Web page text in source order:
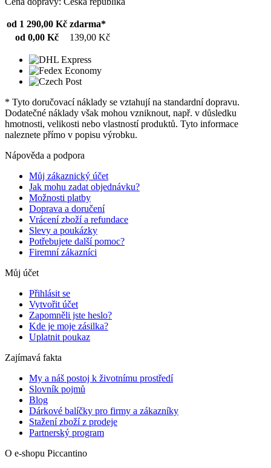
od 1 290,00 Kč zdarma*
od 0,00 Kč
139,00 Kč
* Tyto doručovací náklady se vztahují na standardní dopravu.
Dodatečné náklady však mohou vzniknout, např. v důsledku
hmotnosti, velikosti nebo vlastností produktů. Tyto informace
naleznete přímo v popisu výrobku.
Nápověda a podpora
Můj zákaznický účet
Jak mohu zadat objednávku?
Možnosti platby
Doprava a doručení
Vrácení zboží a refundace
Slevy a poukázky
Potřebujete další pomoc?
Firemní zákazníci
Můj účet
Přihlásit se
Vytvořit účet
Zapomněli jste heslo?
Kde je moje zásilka?
Uplatnit poukaz
Zajímavá fakta
My a náš postoj k životnímu prostředí
Slovník pojmů
Blog
Dárkové balíčky pro firmy a zákazníky
Stažení zboží z prodeje
Partnerský program
O e-shopu Piccantino